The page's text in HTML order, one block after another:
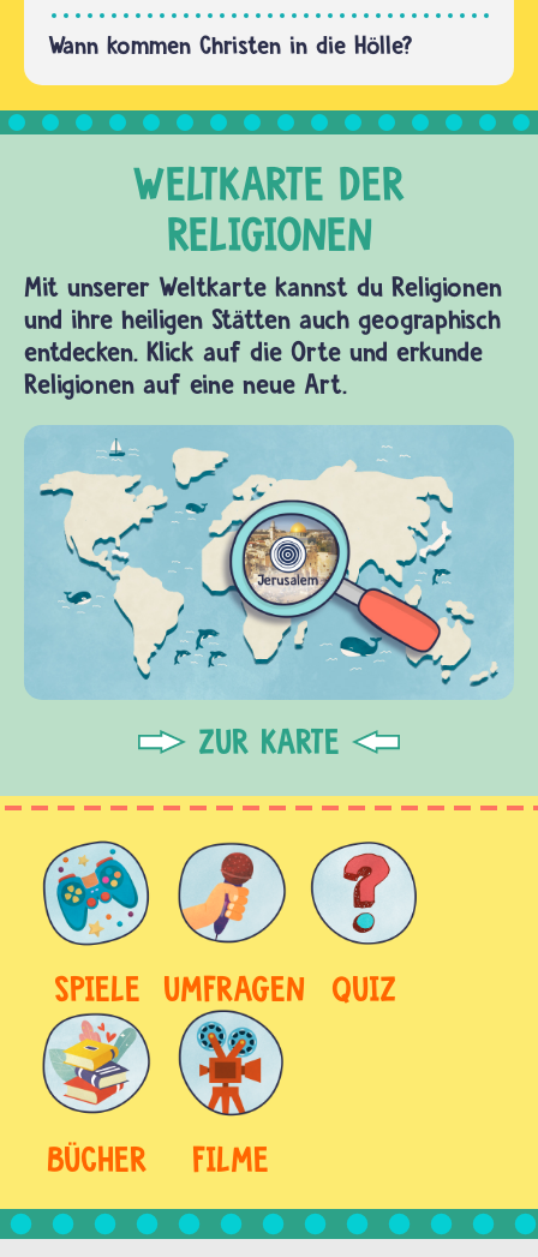
Wann kommen Christen in die Hölle?
Mit unserer Weltkarte kannst du Religionen
und ihre heiligen Stätten auch geographisch
entdecken. Klick auf die Orte und erkunde
Religionen auf eine neue Art.
ZUR KARTE
SPIELE UMFRAGEN QUIZ
BÜCHER FILME